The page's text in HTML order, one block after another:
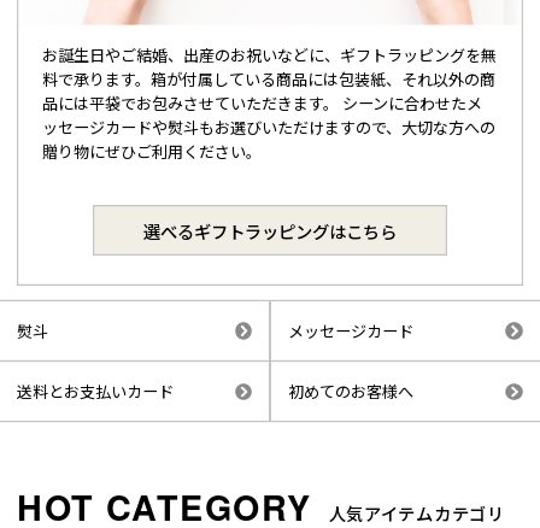
お誕生日やご結婚、出産のお祝いなどに、ギフトラッピングを無
料で承ります。箱が付属している商品には包装紙、それ以外の商
品には平袋でお包みさせていただきます。 シーンに合わせたメ
ッセージカードや熨斗もお選びいただけますので、大切な方への
贈り物にぜひご利用ください。
選べるギフトラッピングはこちら
熨斗 メッセージカード
送料とお支払いカード 初めてのお客様へ
人気アイテムカテゴリ